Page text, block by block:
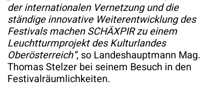
der internationalen Vernetzung und die
ständige innovative Weiterentwicklung des
Festivals machen SCHÄXPIR zu einem
Leuchtturmprojekt des Kulturlandes
Oberösterreich“, so Landeshauptmann Mag.
Thomas Stelzer bei seinem Besuch in den
Festivalräumlichkeiten.